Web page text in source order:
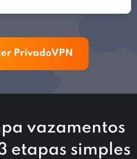
PrivadoVPN
vazamentos
etapas simples